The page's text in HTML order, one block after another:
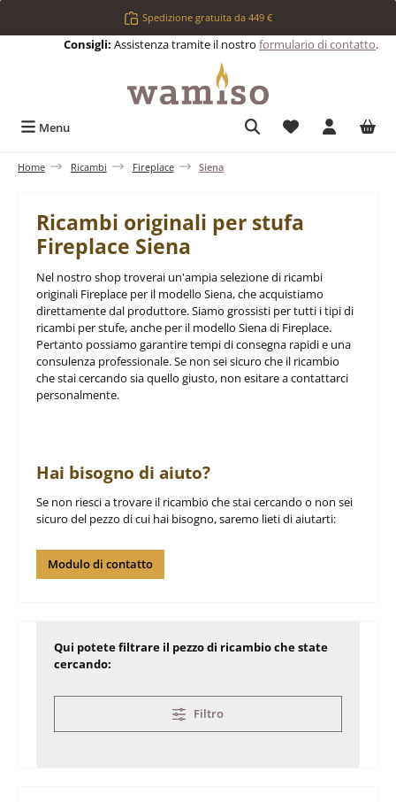
Passa al contenuto principaleSpedizione gratuita da 449 €
Consigli: Assistenza tramite il nostro formulario di contatto.
Menu Hai 0 articoli
Home Ricambi Fireplace Siena
Ricambi originali per stufa
Fireplace Siena
Nel nostro shop troverai un'ampia selezione di ricambi
originali Fireplace per il modello Siena, che acquistiamo
direttamente dal produttore. Siamo grossisti per tutti i tipi di
ricambi per stufe, anche per il modello Siena di Fireplace.
Pertanto possiamo garantire tempi di consegna rapidi e una
consulenza professionale. Se non sei sicuro che il ricambio
che stai cercando sia quello giusto, non esitare a contattarci
personalmente.
Hai bisogno di aiuto?
Se non riesci a trovare il ricambio che stai cercando o non sei
sicuro del pezzo di cui hai bisogno, saremo lieti di aiutarti:
Modulo di contatto
Qui potete filtrare il pezzo di ricambio che state
cercando:
Filtro